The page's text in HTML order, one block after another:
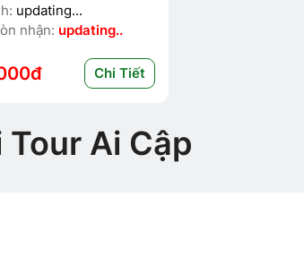
updating...
nhận: updating..
Chi Tiết
Ai Cập